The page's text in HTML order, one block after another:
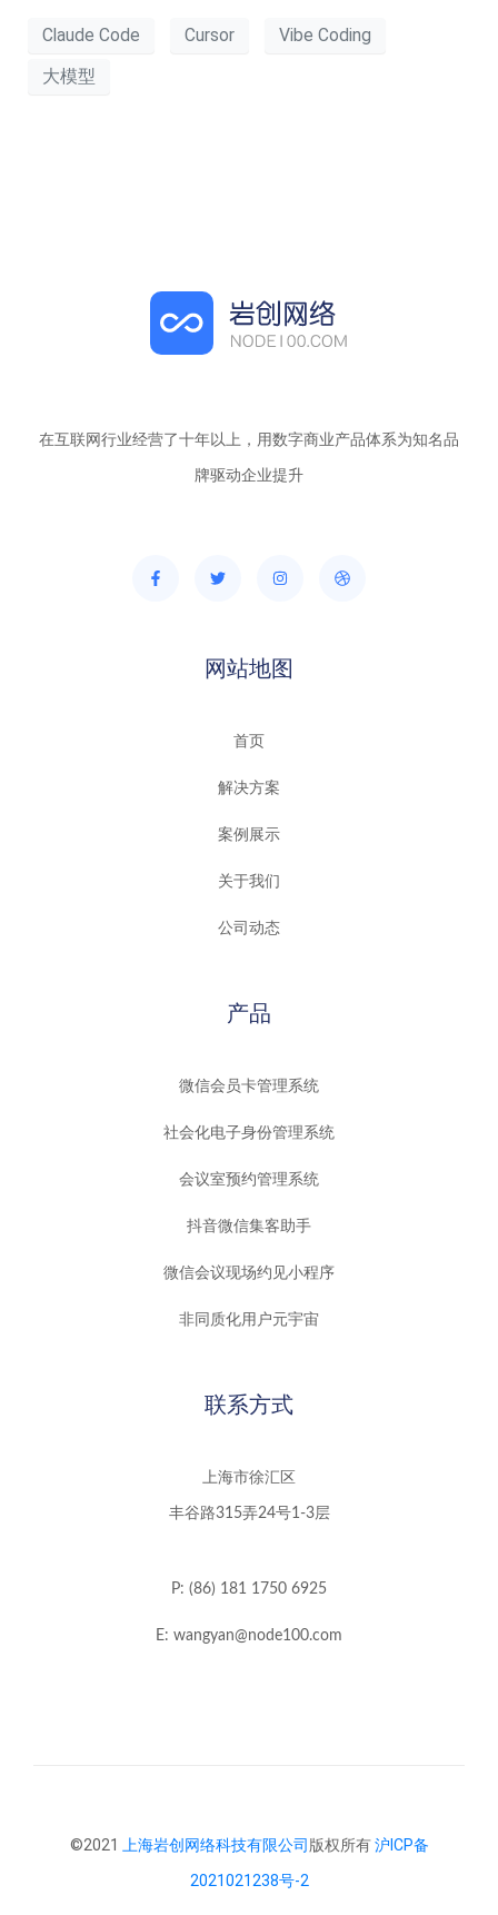
Claude Code Cursor
Vibe Coding
大模型
在互联网行业经营了十年以上，用数字商业产品体系为知名品
牌驱动企业提升
网站地图
首页
解决方案
案例展示
关于我们
公司动态
产品
微信会员卡管理系统
社会化电子身份管理系统
会议室预约管理系统
抖音微信集客助手
微信会议现场约见小程序
非同质化用户元宇宙
联系方式
上海市徐汇区
丰谷路315弄24号1-3层
P: (86) 181 1750 6925
E: wangyan@node100.com
©2021 上海岩创网络科技有限公司 版权所有沪ICP备
2021021238号-2